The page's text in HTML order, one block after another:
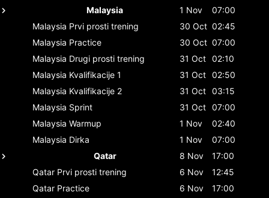
Malaysia
1 Nov
07:00
Malaysia Prvi prosti trening 30 Oct 02:45
Malaysia Practice 30 Oct 07:00
Malaysia Drugi prosti trening 31 Oct 02:10
Malaysia Kvalifikacije 1 31 Oct 02:50
Malaysia Kvalifikacije 2 31 Oct 03:15
Malaysia Sprint 31 Oct 07:00
Malaysia Warmup 1 Nov
02:40
Malaysia Dirka 1 Nov
07:00
Qatar
8 Nov
17:00
Qatar Prvi prosti trening 6 Nov
12:45
Qatar Practice 6 Nov
17:00